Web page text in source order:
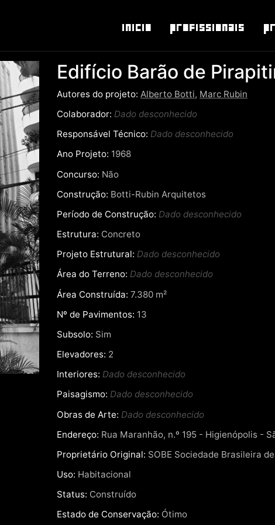
Inicio Profissionais
Edifício Barão de
Autores do projeto: Alberto Botti, Marc Rubin
Colaborador: Dado desconhecido
Responsável Técnico: Dado desconhecido
Ano Projeto: 1968
Concurso: Não
Construção: Botti-Rubin Arquitetos
Período de Construção: Dado desconhecido
Estrutura: Concreto
Projeto Estrutural: Dado desconhecido
Área do Terreno: Dado desconhecido
Área Construída: 7.380 m²
Nº de Pavimentos: 13
Subsolo: Sim
Elevadores: 2
Interiores: Dado desconhecido
Paisagismo: Dado desconhecido
Obras de Arte: Dado desconhecido
Endereço: Rua Maranhão, n.º 195 - Higienópolis -
Proprietário Original: SOBE Sociedade Brasileira
Uso: Habitacional
Status: Construído
Estado de Conservação: Ótimo